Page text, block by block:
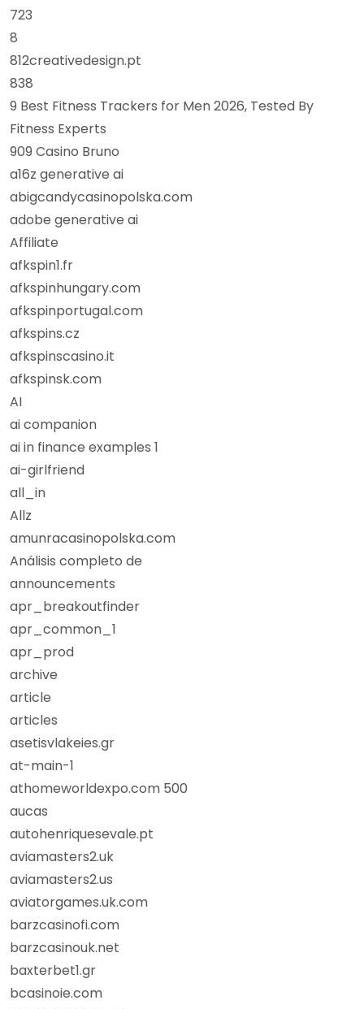
723
8
812creativedesign.pt
838
9 Best Fitness Trackers for Men 2026, Tested By
Fitness Experts
909 Casino Bruno
a16z generative ai
abigcandycasinopolska.com
adobe generative ai
Affiliate
afkspin1.fr
afkspinhungary.com
afkspinportugal.com
afkspins.cz
afkspinscasino.it
afkspinsk.com
AI
ai companion
ai in finance examples 1
ai-girlfriend
all_in
Allz
amunracasinopolska.com
Análisis completo de
announcements
apr_breakoutfinder
apr_common_1
apr_prod
archive
article
articles
asetisvlakeies.gr
at-main-1
athomeworldexpo.com 500
aucas
autohenriquesevale.pt
aviamasters2.uk
aviamasters2.us
aviatorgames.uk.com
barzcasinofi.com
barzcasinouk.net
baxterbet1.gr
bcasinoie.com